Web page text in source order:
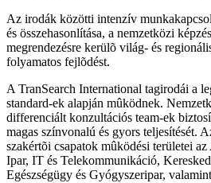
Az irodák közötti intenzív
és összehasonlítása, a nemzetközi
megrendezésre kerülõ világ- és
folyamatos fejlõdést.
A TranSearch International tagirodái a
standard-ek alapján mûködnek.
differenciált konzultációs team-ek
magas színvonalú és gyors teljesítését.
szakértõi csapatok mûködési területei
Ipar, IT és Telekommunikáció,
Egészségügy és Gyógyszeripar,